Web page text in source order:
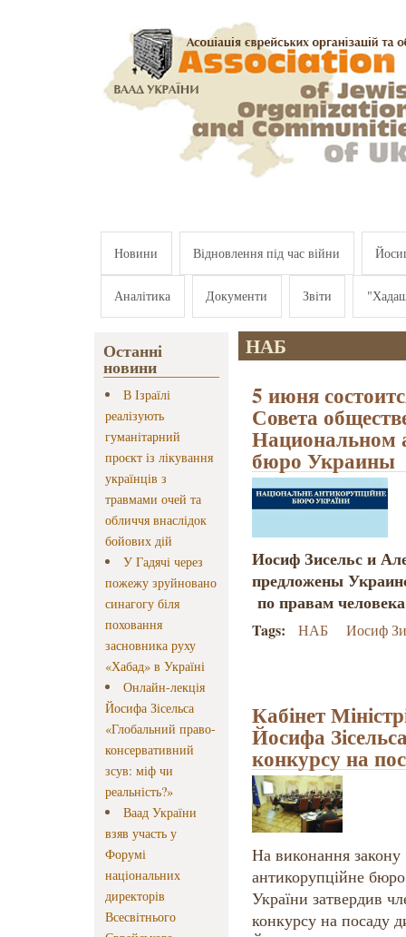
Новини Відновлення під час війни
Аналітика Документи Звіти
Останні
новини
В Ізраїлі
реалізують
гуманітарний
проєкт із лікування
українців з
травмами очей та
обличчя внаслідок
бойових дій
У Гадячі через
пожежу зруйновано
синагогу біля
поховання
засновника руху
«Хабад» в Україні
Онлайн-лекція
Йосифа Зісельса
«Глобальний право-
консервативний
зсув: міф чи
реальність?»
Ваад України
взяв участь у
Форумі
національних
директорів
Всесвітнього
НАБ
5 июня
Совета
Национальном
бюро Украины
Иосиф Зисельс и
предложены
по правам человека
Tags: НАБ Иосиф
Кабінет
Йосифа
конкурсу на
На виконання
антикорупційне
України затвердив
конкурсу на посаду